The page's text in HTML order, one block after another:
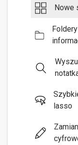
Nowe
lasso